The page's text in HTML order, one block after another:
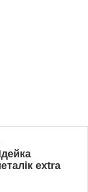
extra